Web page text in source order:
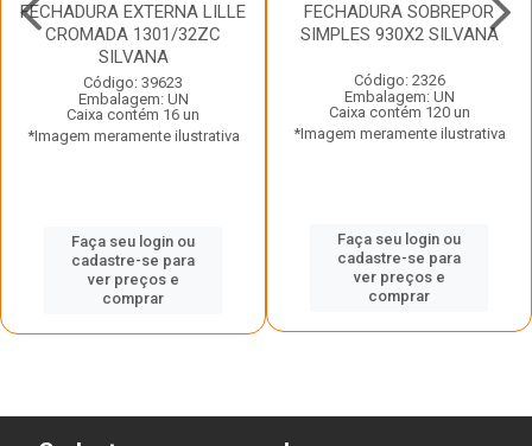
FECHADURA EXTERNA LILLE
CROMADA 1301/32ZC
SILVANA
Código: 39623
Embalagem: UN
Caixa contém 16 un
*Imagem meramente ilustrativa
Faça seu login ou
cadastre-se para
ver preços e
comprar
FECHADURA SOBREPOR
SIMPLES 930X2 SILVANA
Código: 2326
Embalagem: UN
Caixa contém 120 un
*Imagem meramente ilustrativa
Faça seu login ou
cadastre-se para
ver preços e
comprar